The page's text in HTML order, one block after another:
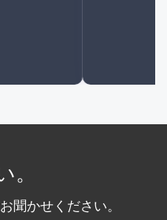
。
聞かせください。